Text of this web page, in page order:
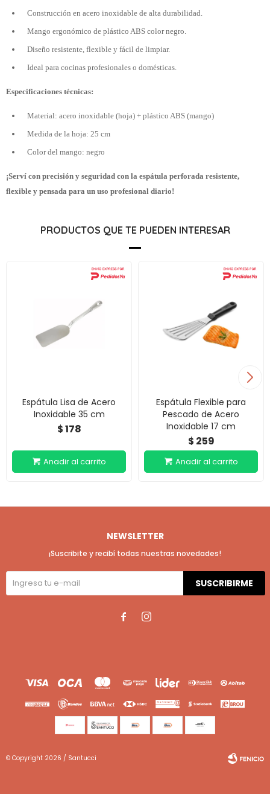
Construcción en acero inoxidable de alta durabilidad.
Mango ergonómico de plástico ABS color negro.
Diseño resistente, flexible y fácil de limpiar.
Ideal para cocinas profesionales o domésticas.
Especificaciones técnicas:
Material: acero inoxidable (hoja) + plástico ABS (mango)
Medida de la hoja: 25 cm
Color del mango: negro
¡Serví con precisión y seguridad con la espátula perforada resistente,
flexible y pensada para un uso profesional diario!
PRODUCTOS QUE TE PUEDEN INTERESAR
Espátula Lisa de Acero
Inoxidable 35 cm
$178
Espátula Flexible para
Pescado de Acero
Inoxidable 17 cm
$ 259
NEWSLETTER
¡Suscribite y recibí todas nuestras novedades!
SUSCRIBIRME
 
© Copyright 2026 / Santucci